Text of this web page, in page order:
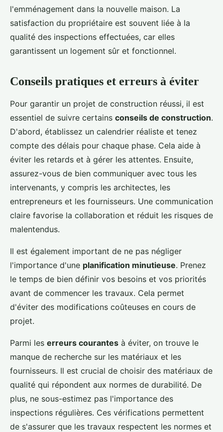
l'emménagement dans la nouvelle maison. La
satisfaction du propriétaire est souvent liée à la
qualité des inspections effectuées, car elles
garantissent un logement sûr et fonctionnel.
Conseils pratiques et erreurs à éviter
Pour garantir un projet de construction réussi, il est
essentiel de suivre certains conseils de construction.
D'abord, établissez un calendrier réaliste et tenez
compte des délais pour chaque phase. Cela aide à
éviter les retards et à gérer les attentes. Ensuite,
assurez-vous de bien communiquer avec tous les
intervenants, y compris les architectes, les
entrepreneurs et les fournisseurs. Une communication
claire favorise la collaboration et réduit les risques de
malentendus.
Il est également important de ne pas négliger
l'importance d'une planification minutieuse. Prenez
le temps de bien définir vos besoins et vos priorités
avant de commencer les travaux. Cela permet
d'éviter des modifications coûteuses en cours de
projet.
Parmi les erreurs courantes à éviter, on trouve le
manque de recherche sur les matériaux et les
fournisseurs. Il est crucial de choisir des matériaux de
qualité qui répondent aux normes de durabilité. De
plus, ne sous-estimez pas l'importance des
inspections régulières. Ces vérifications permettent
de s'assurer que les travaux respectent les normes et